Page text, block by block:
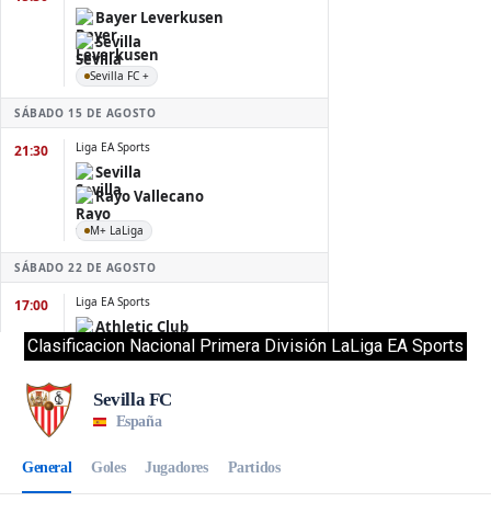
Clasificacion Nacional Primera División LaLiga EA Sports